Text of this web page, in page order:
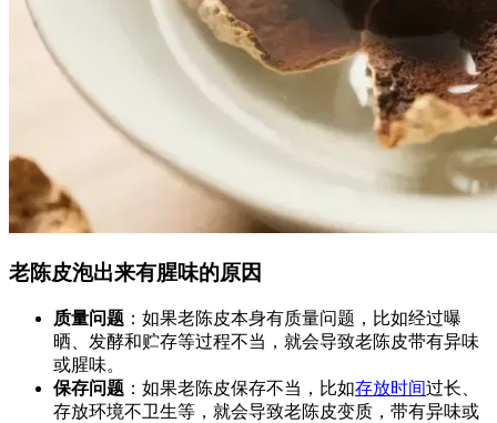
老陈皮泡出来有腥味的原因
质量问题 ：如果老陈皮本身有质量问题，比如经过曝
晒、发酵和贮存等过程不当，就会导致老陈皮带有异味
或腥味。
保存问题 ：如果老陈皮保存不当，比如存放时间过长、
存放环境不卫生等，就会导致老陈皮变质，带有异味或